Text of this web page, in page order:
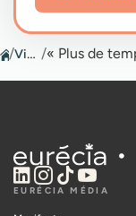
/ Vidéos /
EURÉCIA MÉDIA